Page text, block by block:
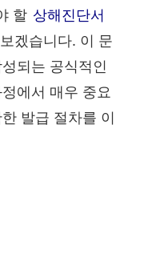
할 상해진단서
겠습니다. 이 문
되는 공식적인
에서 매우 중요
발급 절차를 이